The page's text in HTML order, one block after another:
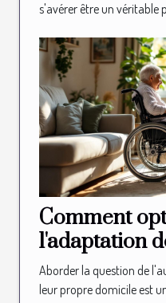
s'avérer être un véritable
Comment
l'adaptation
pour
Aborder la question de
leur propre domicile est